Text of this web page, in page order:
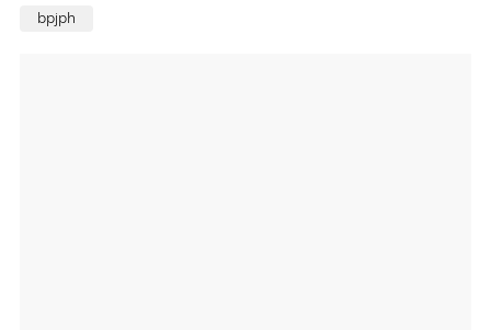
bpjph